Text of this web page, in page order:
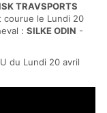
TRAVSPORTS
courue le Lundi 20
: SILKE ODIN -
du Lundi 20 avril